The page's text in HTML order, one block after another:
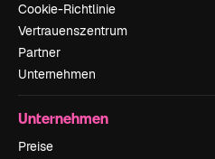
Cookie-Richtlinie
Vertrauenszentrum
Partner
Unternehmen
Unternehmen
Preise